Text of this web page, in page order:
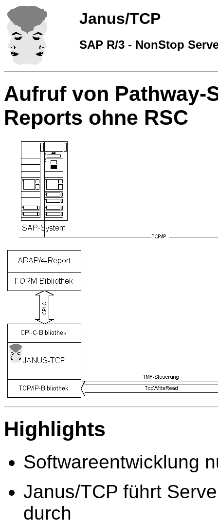
Janus/TCP
SAP R/3 - NonStop
Aufruf von Pathway-
Reports ohne RSC
Highlights
Softwareentwicklung
Janus/TCP führt
durch